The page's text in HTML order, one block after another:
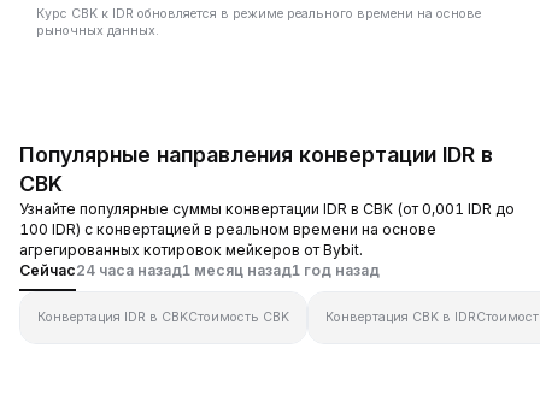
Курс CBK к IDR обновляется в режиме реального времени на основе
рыночных данных.
Популярные направления конвертации IDR в
CBK
Узнайте популярные суммы конвертации IDR в CBK (от 0,001 IDR до
100 IDR) с конвертацией в реальном времени на основе
агрегированных котировок мейкеров от Bybit.
Сейчас24 часа назад1 месяц назад1 год назад
Конвертация IDR в CBKСтоимость CBK Конвертация CBK в IDR